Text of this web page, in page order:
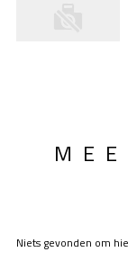
Niets gevonden om